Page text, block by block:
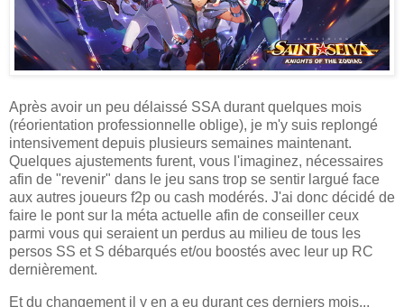
Après avoir un peu délaissé SSA durant quelques mois
(réorientation professionnelle oblige), je m'y suis replongé
intensivement depuis plusieurs semaines maintenant.
Quelques ajustements furent, vous l'imaginez, nécessaires
afin de "revenir" dans le jeu sans trop se sentir largué face
aux autres joueurs f2p ou cash modérés. J'ai donc décidé de
faire le pont sur la méta actuelle afin de conseiller ceux
parmi vous qui seraient un perdus au milieu de tous les
persos SS et S débarqués et/ou boostés avec leur up RC
dernièrement.
Et du changement il y en a eu durant ces derniers mois...